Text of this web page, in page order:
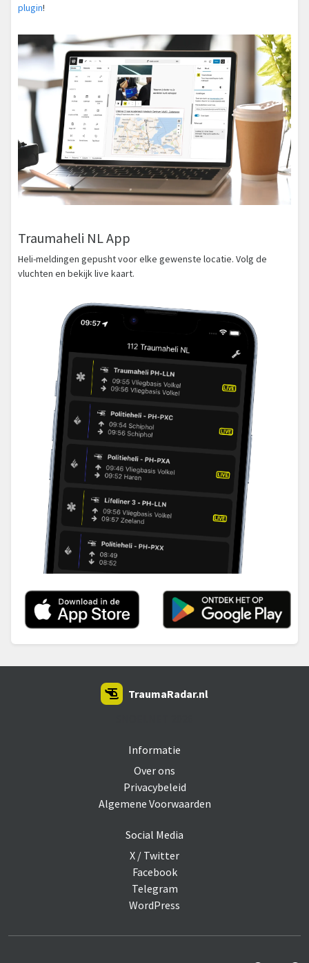
plugin!
Traumaheli NL App
Heli-meldingen gepusht voor elke gewenste locatie. Volg de
vluchten en bekijk live kaart.
Informatie
Over ons
Privacybeleid
Algemene Voorwaarden
Social Media
X / Twitter
Facebook
Telegram
WordPress
TraumaRadar.nl